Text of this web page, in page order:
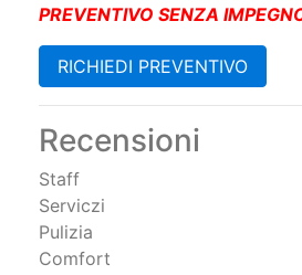
PREVENTIVO SENZA
RICHIEDI PREVENTIVO
Recensioni
Staff
Serviczi
Pulizia
Comfort